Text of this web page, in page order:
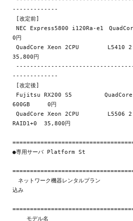
-------------
0円
35,800円
-------------
600GB     0円
RAID1+0  35,800円
●専用サーバ Platform St
ネットワーク機器レンタルプラン
込み